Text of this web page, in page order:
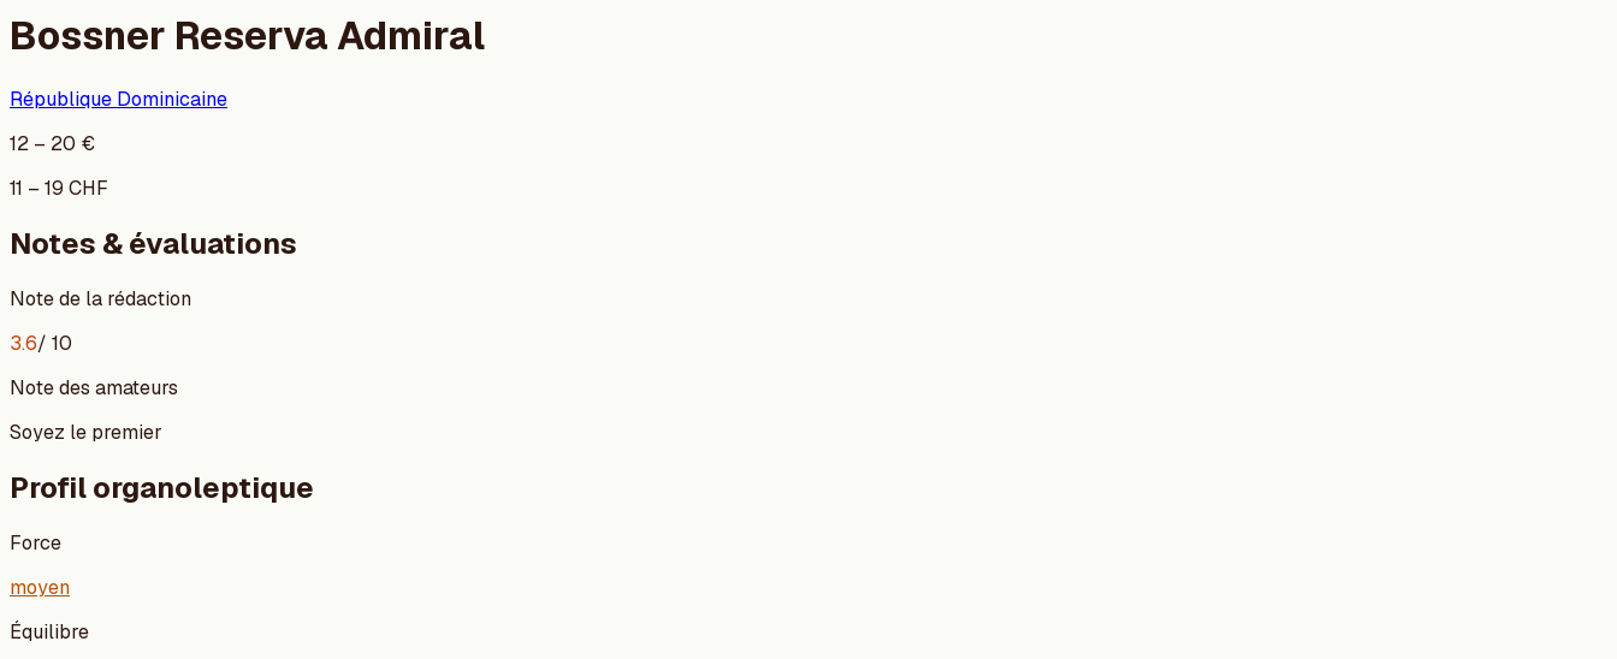
Bossner Reserva Admiral
République Dominicaine
12 – 20 €
11 – 19 CHF
Notes & évaluations
Note de la rédaction
3.6/ 10
Note des amateurs
Soyez le premier
Profil organoleptique
Force
moyen
Équilibre